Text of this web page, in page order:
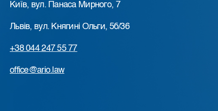
Київ, вул. Панаса Мирного, 7
Львів, вул. Княгині Ольги, 5б/36
+38 044 247 55 77
office@ario.law